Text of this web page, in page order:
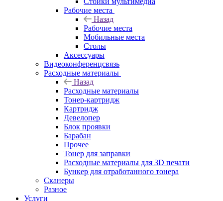
Рабочие места
Назад
Рабочие места
Мобильные места
Столы
Аксессуары
Видеоконференцсвязь
Расходные материалы
Назад
Расходные материалы
Тонер-картридж
Картридж
Девелопер
Блок проявки
Барабан
Прочее
Тонер для заправки
Расходные материалы для 3D печати
Бункер для отработанного тонера
Сканеры
Разное
Услуги